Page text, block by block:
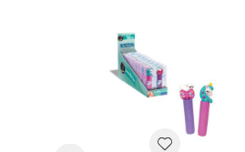
Pol
Uzrast